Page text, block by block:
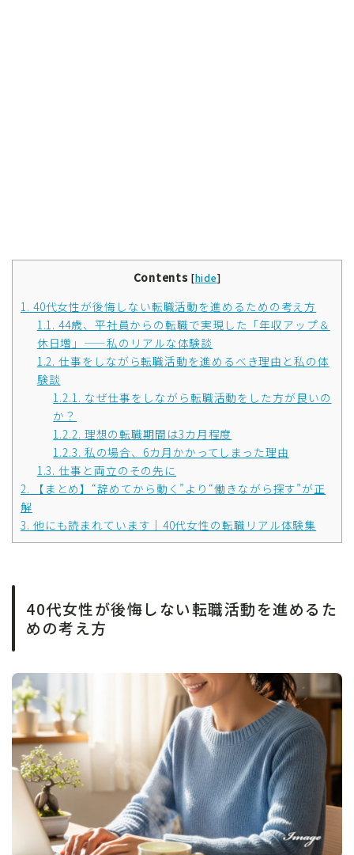
Contents [hide]
1. 40代女性が後悔しない転職活動を進めるための考え方
1.1. 44歳、平社員からの転職で実現した「年収アップ＆
休日増」——私のリアルな体験談
1.2. 仕事をしながら転職活動を進めるべき理由と私の体
験談
1.2.1. なぜ仕事をしながら転職活動をした方が良いの
か？
1.2.2. 理想の転職期間は3カ月程度
1.2.3. 私の場合、6カ月かかってしまった理由
1.3. 仕事と両立のその先に
2. 【まとめ】“辞めてから動く”より“働きながら探す”が正
解
3. 他にも読まれています｜40代女性の転職リアル体験集
40代女性が後悔しない転職活動を進めるた
めの考え方